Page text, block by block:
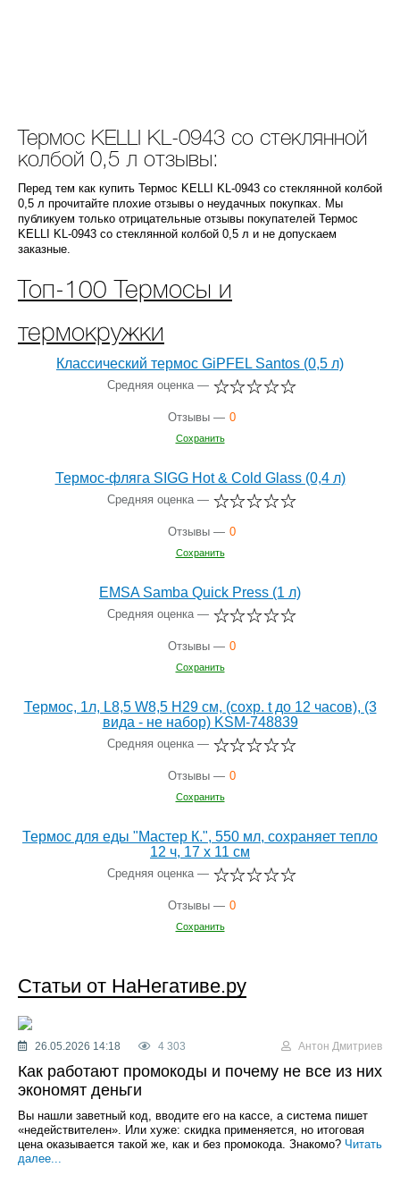
Термос KELLI KL-0943 со стеклянной
колбой 0,5 л отзывы:
Перед тем как купить Термос KELLI KL-0943 со стеклянной колбой
0,5 л прочитайте плохие отзывы о неудачных покупках. Мы
публикуем только отрицательные отзывы покупателей Термос
KELLI KL-0943 со стеклянной колбой 0,5 л и не допускаем
заказные.
Топ-100 Термосы и
термокружки
Классический термос GiPFEL Santos (0,5 л)
Средняя оценка —
Отзывы — 0
Сохранить
Термос-фляга SIGG Hot & Cold Glass (0,4 л)
Средняя оценка —
Отзывы — 0
Сохранить
EMSA Samba Quick Press (1 л)
Средняя оценка —
Отзывы — 0
Сохранить
Термос, 1л, L8,5 W8,5 H29 см, (сохр. t до 12 часов), (3
вида - не набор) KSM-748839
Средняя оценка —
Отзывы — 0
Сохранить
Термос для еды "Мастер К.", 550 мл, сохраняет тепло
12 ч, 17 х 11 см
Средняя оценка —
Отзывы — 0
Сохранить
Статьи от НаНегативе.ру
26.05.2026 14:18 4 303 Антон Дмитриев
Как работают промокоды и почему не все из них
экономят деньги
Вы нашли заветный код, вводите его на кассе, а система пишет
«недействителен». Или хуже: скидка применяется, но итоговая
цена оказывается такой же, как и без промокода. Знакомо? Читать
далее...